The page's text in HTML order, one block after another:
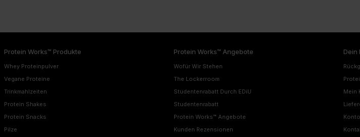
Protein Works™ Produkte
Whey Proteinpulver
Vegane Proteine
Trinkmahlzeiten
Protein Shakes
Protein Snacks
Pilze
Protein Works™ Angebote
Wofür Wir Stehen
The Lockerroom
Studentenrabatt Durch EDiU
Studentenrabatt
Protein Works™ Angebote
Kunden Rezensionen
Dein
Mein